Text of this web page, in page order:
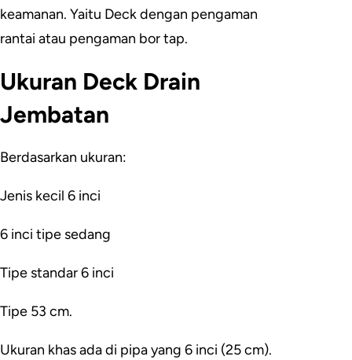
keamanan. Yaitu Deck dengan pengaman
rantai atau pengaman bor tap.
Ukuran Deck Drain
Jembatan
Berdasarkan ukuran:
Jenis kecil 6 inci
6 inci tipe sedang
Tipe standar 6 inci
Tipe 53 cm.
Ukuran khas ada di pipa yang 6 inci (25 cm).